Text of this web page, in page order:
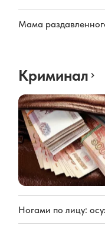
Мама
Криминал
Ногами по лицу: